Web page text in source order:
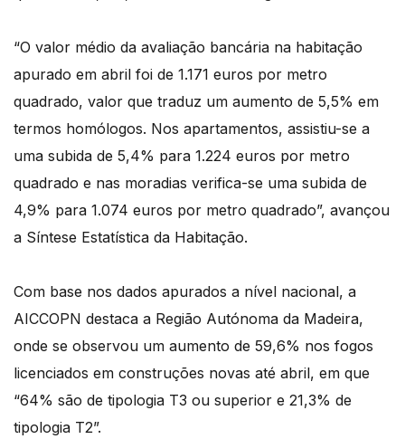
“O valor médio da avaliação bancária na habitação
apurado em abril foi de 1.171 euros por metro
quadrado, valor que traduz um aumento de 5,5% em
termos homólogos. Nos apartamentos, assistiu-se a
uma subida de 5,4% para 1.224 euros por metro
quadrado e nas moradias verifica-se uma subida de
4,9% para 1.074 euros por metro quadrado”, avançou
a Síntese Estatística da Habitação.
Com base nos dados apurados a nível nacional, a
AICCOPN destaca a Região Autónoma da Madeira,
onde se observou um aumento de 59,6% nos fogos
licenciados em construções novas até abril, em que
“64% são de tipologia T3 ou superior e 21,3% de
tipologia T2”.